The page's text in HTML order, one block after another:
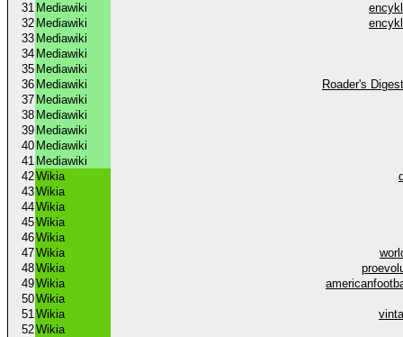
31 Mediawiki
32 Mediawiki
33 Mediawiki
34 Mediawiki
35 Mediawiki
36 Mediawiki
Roader's
37 Mediawiki
38 Mediawiki
39 Mediawiki
40 Mediawiki
41 Mediawiki
42Wikia
43Wikia
44Wikia
45Wikia
46Wikia
47Wikia
48Wikia
49Wikia
50Wikia
51Wikia
52Wikia